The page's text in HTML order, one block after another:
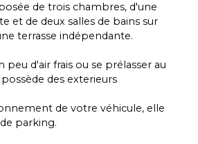
de trois chambres, d'une
et de deux salles de bains sur
terrasse indépendante.
peu d'air frais ou se prélasser au
des exterieurs
de votre véhicule, elle
parking.